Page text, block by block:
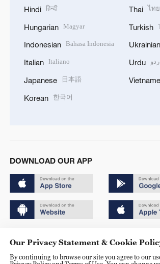
Hindi हिन्दी
Hungarian Magyar
Indonesian Bahasa Indonesia
Italian Italiano
Japanese 日本語
Korean 한국어
Thai ไทย
Turkish
Ukrainian
Urdu
DOWNLOAD OUR APP
京ICP备20000184号
Our Privacy Statement & Cookie
By continuing to browse our site you agree to our